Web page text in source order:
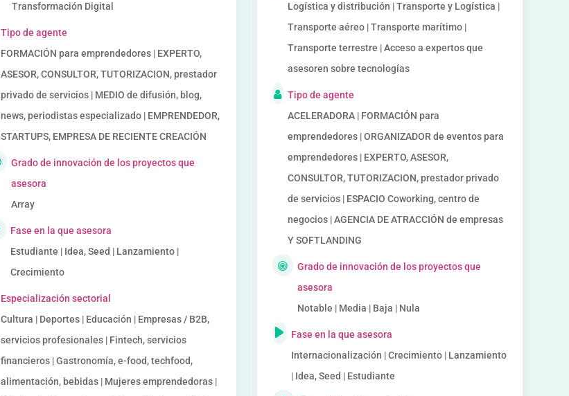
Transformación Digital
Tipo de agente
FORMACIÓN para emprendedores | EXPERTO,
ASESOR, CONSULTOR, TUTORIZACION, prestador
privado de servicios | MEDIO de difusión, blog,
news, periodistas especializado | EMPRENDEDOR,
STARTUPS, EMPRESA DE RECIENTE CREACIÓN
Grado de innovación de los proyectos que
asesora
Array
Fase en la que asesora
Estudiante | Idea, Seed | Lanzamiento |
Crecimiento
Especialización sectorial
Cultura | Deportes | Educación | Empresas / B2B,
servicios profesionales | Fintech, servicios
financieros | Gastronomía, e-food, techfood,
alimentación, bebidas | Mujeres emprendedoras |
Logística y distribución | Transporte y Logística |
Transporte aéreo | Transporte marítimo |
Transporte terrestre | Acceso a expertos que
asesoren sobre tecnologías
Tipo de agente
ACELERADORA | FORMACIÓN para
emprendedores | ORGANIZADOR de eventos para
emprendedores | EXPERTO, ASESOR,
CONSULTOR, TUTORIZACION, prestador privado
de servicios | ESPACIO Coworking, centro de
negocios | AGENCIA DE ATRACCIÓN de empresas
Y SOFTLANDING
Grado de innovación de los proyectos que
asesora
Notable | Media | Baja | Nula
Fase en la que asesora
Internacionalización | Crecimiento | Lanzamiento
| Idea, Seed | Estudiante